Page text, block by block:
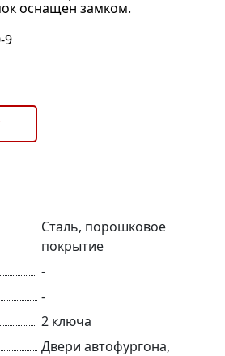
оснащен замком.
9
Сталь, порошковое
покрытие
-
-
2 ключа
Двери автофургона,